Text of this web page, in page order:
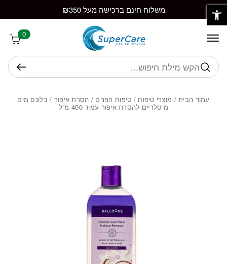
Skip to Content משלוח חינם ברכישה מעל ₪350
0
חיפוש
עמוד הבית/ מוצרי טיפוח / טיפוח הפנים / הסרת איפור / בלונס מים
מיסלריים להסרת איפור עמיד 400 מ”ל
בחזרה למעלה
פתח סרגל נגישות